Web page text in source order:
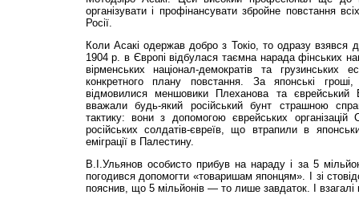
організувати і профінансувати збройне повстання
Росії.
Коли Асакі одержав добро з Токіо, то одразу взявся
1904 р. в Європі відбулася таємна нарада фінських
вірменських націонал-демократів та грузинських
конкретного плану повстання. За японські
відмовилися меншовики Плеханова та
вважали будь-який російський бунт страшною
тактику: вони з допомогою єврейських
російських солдатів-євреїв, що втрапили в
еміграції в Палестину.
В.І.Ульянов особисто прибув на нараду і за 5
погодився допомогти «товаришам японцям». І зі
пояснив, що 5 мільйонів — то лише завдаток. І